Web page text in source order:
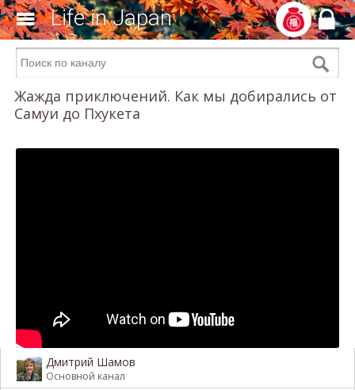
Life in Japan
Жажда приключений. Как мы добирались от
Самуи до Пхукета
Дмитрий Шамов
Основной канал